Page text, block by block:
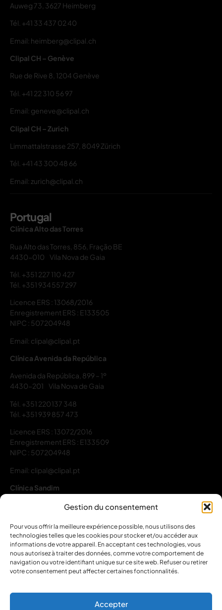
Gestion du consentement
Pour vous offrir la meilleure expérience possible, nous utilisons des
technologies telles que les cookies pour stocker et/ou accéder aux
informations de votre appareil. En acceptant ces technologies, vous
nous autorisez à traiter des données, comme votre comportement de
navigation ou votre identifiant unique sur ce site web. Refuser ou retirer
votre consentement peut affecter certaines fonctionnalités.
Accepter
Auweg 73, 3627 Heimberg
Tél. +41 33 437 02 40
Email: heimberg@clipal.ch
Clipal CH – Genève
Rue de Rive 8, 1204 Genève
Tél. +41 22 310 56 97
Email: geneve@clipal.ch
Clipal CH – Zurich
Limmattalstrasse 257, 8049 Zürich
Tél. +41 43 300 48 66
Email: zurich@clipal.ch
Portugal
Clínica Alto das Torres
Rua Alto das Torres, 856, Fração BE
4430-010 Vila Nova de Gaia
Tél. +351 227 110 427
Tél. +351 934 557 297
Licence ERS : 13068/2016
Enregistrement ERS : E133505
NIPC : 507204948
Email: clipal@clipal.pt
Clínica Avenida da República
Avenida da República, 899 – 1º
4430-201 Vila Nova de Gaia
Tél. +351 220 137 348
Tél. +351 939 857 473
Licence ERS : 13072/2016
Enregistrement ERS : E133509
NIPC : 507204948
Email: clipal@clipal.pt
Clínica Sandim
Rua do Codessal, 109C e 109D R/C
Tél.+351 934 571 832
Licence ERS : 22126/2022
Enregistrement ERS : E163743
NIPC : 507204948